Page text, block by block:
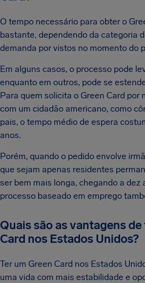
O tempo necessário para obter o
bastante, dependendo da categoria
demanda por vistos no momento do
Em alguns casos, o processo pode
enquanto em outros, pode se
Para quem solicita o Green Card por
com um cidadão americano, como
pais, o tempo médio de espera
anos.
Porém, quando o pedido envolve
que sejam apenas residentes
ser bem mais longa, chegando a dez
processo baseado em emprego
Quais são as vantagens
Card nos Estados Unidos?
Ter um Green Card nos Estados
uma vida com mais estabilidade e